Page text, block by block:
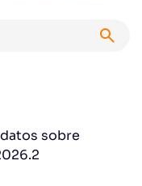
sobre